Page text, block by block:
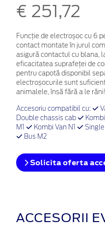
€ 251,72
Funcție de electroșoc cu 6
contact montate în jurul
asigură contactul cu blana,
eficacitatea suprafeței de
pentru capotă disponibil
electroșocurile sunt
animalele, însă fără a le răni!
Accesoriu compatibil cu:
Double chassis cab
Kombi
M1
Kombi Van N1
Bus M2
Solicita oferta
ACCESORII